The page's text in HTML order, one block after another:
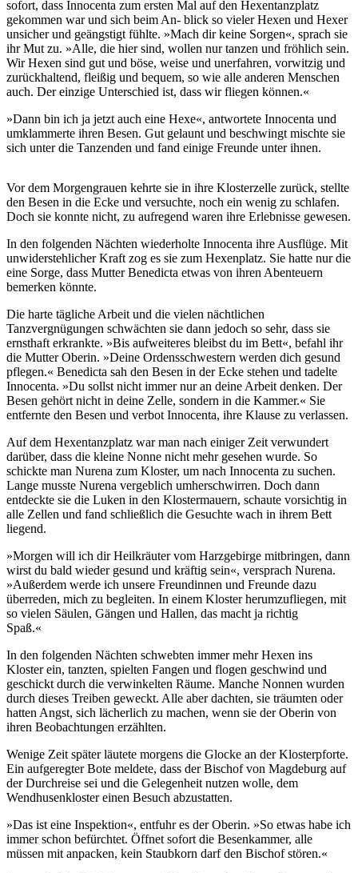
sofort, dass Innocenta zum ersten Mal auf den Hexentanzplatz
gekommen war und sich beim An- blick so vieler Hexen und Hexer
unsicher und geängstigt fühlte. »Mach dir keine Sorgen«, sprach sie
ihr Mut zu. »Alle, die hier sind, wollen nur tanzen und fröhlich sein.
Wir Hexen sind gut und böse, weise und unerfahren, vorwitzig und
zurückhaltend, fleißig und bequem, so wie alle anderen Menschen
auch. Der einzige Unterschied ist, dass wir fliegen können.«
»Dann bin ich ja jetzt auch eine Hexe«, antwortete Innocenta und
umklammerte ihren Besen. Gut gelaunt und beschwingt mischte sie
sich unter die Tanzenden und fand einige Freunde unter ihnen.
Vor dem Morgengrauen kehrte sie in ihre Klosterzelle zurück, stellte
den Besen in die Ecke und versuchte, noch ein wenig zu schlafen.
Doch sie konnte nicht, zu aufregend waren ihre Erlebnisse gewesen.
In den folgenden Nächten wiederholte Innocenta ihre Ausflüge. Mit
unwiderstehlicher Kraft zog es sie zum Hexenplatz. Sie hatte nur die
eine Sorge, dass Mutter Benedicta etwas von ihren Abenteuern
bemerken könnte.
Die harte tägliche Arbeit und die vielen nächtlichen
Tanzvergnügungen schwächten sie dann jedoch so sehr, dass sie
ernsthaft erkrankte. »Bis aufweiteres bleibst du im Bett«, befahl ihr
die Mutter Oberin. »Deine Ordensschwestern werden dich gesund
pflegen.« Benedicta sah den Besen in der Ecke stehen und tadelte
Innocenta. »Du sollst nicht immer nur an deine Arbeit denken. Der
Besen gehört nicht in deine Zelle, sondern in die Kammer.« Sie
entfernte den Besen und verbot Innocenta, ihre Klause zu verlassen.
Auf dem Hexentanzplatz war man nach einiger Zeit verwundert
darüber, dass die kleine Nonne nicht mehr gesehen wurde. So
schickte man Nurena zum Kloster, um nach Innocenta zu suchen.
Lange musste Nurena vergeblich umherschwirren. Doch dann
entdeckte sie die Luken in den Klostermauern, schaute vorsichtig in
alle Zellen und fand schließlich die Gesuchte wach in ihrem Bett
liegend.
»Morgen will ich dir Heilkräuter vom Harzgebirge mitbringen, dann
wirst du bald wieder gesund und kräftig sein«, versprach Nurena.
»Außerdem werde ich unsere Freundinnen und Freunde dazu
überreden, mich zu begleiten. In einem Kloster herumzufliegen, mit
so vielen Säulen, Gängen und Hallen, das macht ja richtig
Spaß.«
In den folgenden Nächten schwebten immer mehr Hexen ins
Kloster ein, tanzten, spielten Fangen und flogen geschwind und
geschickt durch die verwinkelten Räume. Manche Nonnen wurden
durch dieses Treiben geweckt. Alle aber dachten, sie träumten oder
hatten Angst, sich lächerlich zu machen, wenn sie der Oberin von
ihren Beobachtungen erzählten.
Wenige Zeit später läutete morgens die Glocke an der Klosterpforte.
Ein aufgeregter Bote meldete, dass der Bischof von Magdeburg auf
der Durchreise sei und die Gelegenheit nutzen wolle, dem
Wendhusenkloster einen Besuch abzustatten.
»Das ist eine Inspektion«, entfuhr es der Oberin. »So etwas habe ich
immer schon befürchtet. Öffnet sofort die Besenkammer, alle
müssen mit anpacken, kein Staubkorn darf den Bischof stören.«